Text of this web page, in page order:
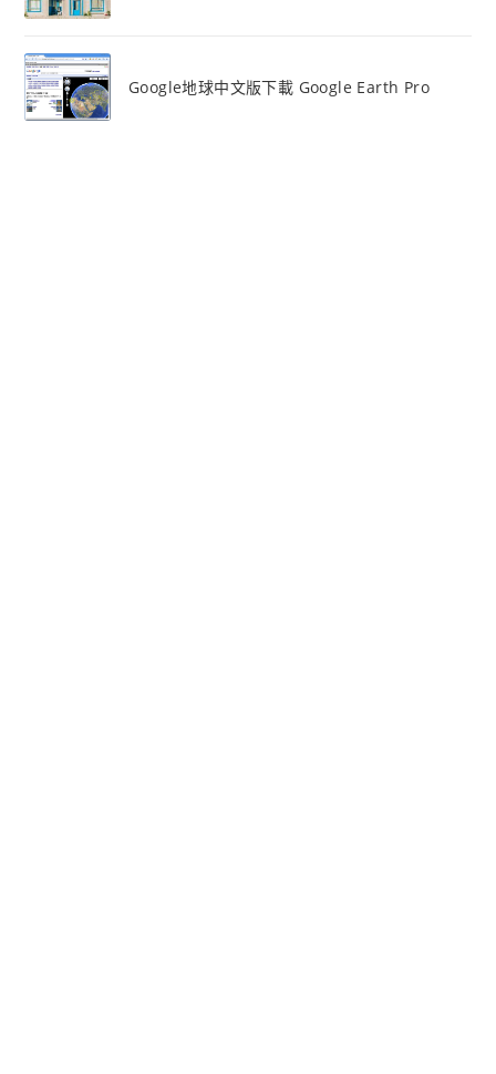
Google地球中文版下載 Google Earth Pro